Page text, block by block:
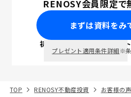
RENOSY会員限定で
まずは資料をみ
初回面談で ポイント
プレゼント適用条件詳細※
TOP RENOSY不動産投資
お客様の声